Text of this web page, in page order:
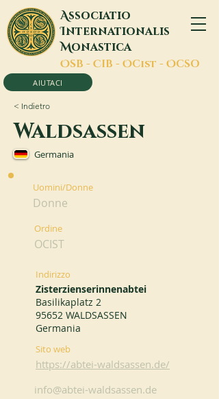
Associatio
Internationalis
Monastica
OSB - CIB - OCist - OCSO
AIUTACI
< Indietro
Waldsassen
Germania
Uomini/Donne
Donne
Ordine
OCIST
Indirizzo
Zisterzienserinnenabtei
Basilikaplatz 2
95652 WALDSASSEN
Germania
Sito web
https://abtei-waldsassen.de/
info@abtei-waldsassen.de